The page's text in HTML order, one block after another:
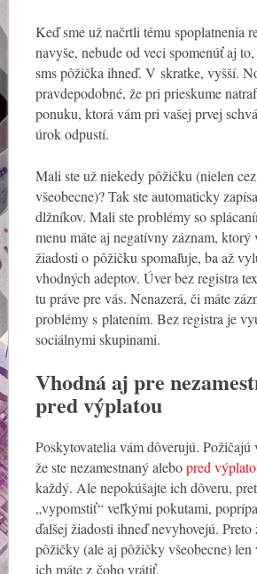
Keď sme už načrtli tému spoplatnenia
navyše, nebude od veci spomenúť aj
sms pôžička ihneď. V skratke, vyšší.
pravdepodobné, že pri prieskume
ponuku, ktorá vám pri vašej prvej
úrok odpustí.
Mali ste už niekedy pôžičku (nielen
všeobecne)? Tak ste automaticky
dlžníkov. Mali ste problémy so
menu máte aj negatívny záznam, ktorý
žiadosti o pôžičku spomaľuje, ba až
vhodných adeptov. Úver bez registra
tu práve pre vás. Nenazerá, či máte
problémy s platením. Bez registra je
sociálnymi skupinami.
Vhodná aj pre
pred výplatou
Poskytovatelia vám dôverujú. Požičajú
že ste nezamestnaný alebopred
každý. Ale nepokúšajte ich dôveru,
„vypomstiť“ veľkými pokutami,
ďalšej žiadosti ihneď nevyhovejú. Preto
pôžičky (ale aj pôžičky všeobecne) len
ich máte z čoho vrátiť.